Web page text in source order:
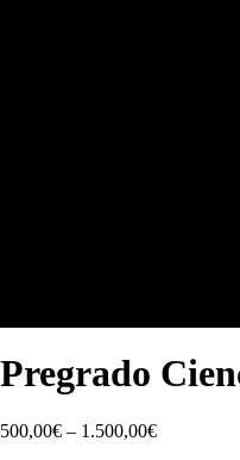
Pregrado
500,00€ – 1.500,00€Rango